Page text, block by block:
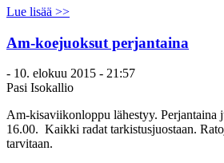
Lue lisää >>
Am-koejuoksut perjantaina
- 10. elokuu 2015 - 21:57
Pasi Isokallio
Am-kisaviikonloppu lähestyy. Perjantaina
16.00. Kaikki radat tarkistusjuostaan.
tarvitaan.